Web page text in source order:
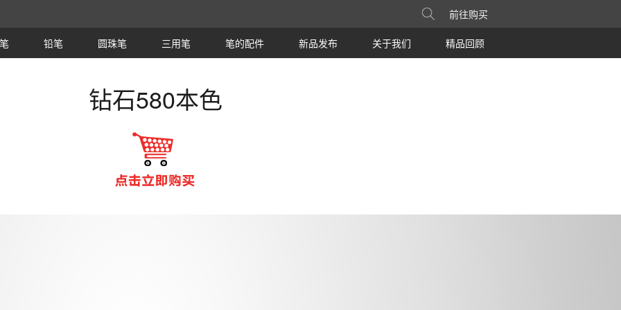
铅笔 圆珠笔 三用笔 笔的配件 新品发布 关于我们 精品回顾
钻石580本色